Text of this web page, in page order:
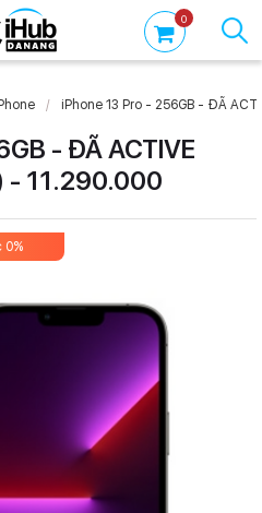
0
iPhone 13 Pro - 256GB - ĐÃ
- ĐÃ ACTIVE
- 11.290.000
0%